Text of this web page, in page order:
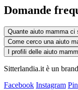
Domande
Quante aiuto mamma ci
Come cerco una aiuto
I profili delle aiuto
Sitterlandia.it è un
Facebook Instagram